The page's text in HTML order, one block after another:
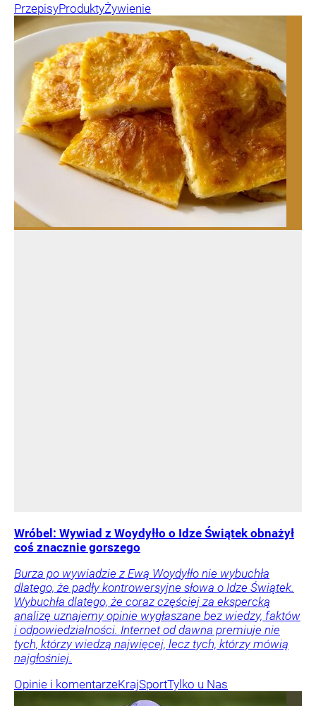
PrzepisyProduktyŻywienie
Wróbel: Wywiad z Woydyłło o Idze Świątek obnażył
coś znacznie gorszego
Burza po wywiadzie z Ewą Woydyłło nie wybuchła
dlatego, że padły kontrowersyjne słowa o Idze Świątek.
Wybuchła dlatego, że coraz częściej za ekspercką
analizę uznajemy opinie wygłaszane bez wiedzy, faktów
i odpowiedzialności. Internet od dawna premiuje nie
tych, którzy wiedzą najwięcej, lecz tych, którzy mówią
najgłośniej.
Opinie i komentarzeKrajSportTylko u Nas